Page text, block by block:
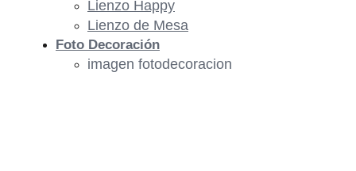
Lienzo Happy
Lienzo de Mesa
Foto Decoración
imagen fotodecoracion